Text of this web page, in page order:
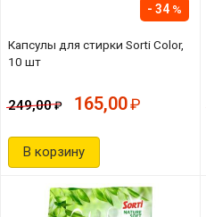
Капсулы для стирки Sorti Color,
10 шт
34
249,00 165,00
В корзину